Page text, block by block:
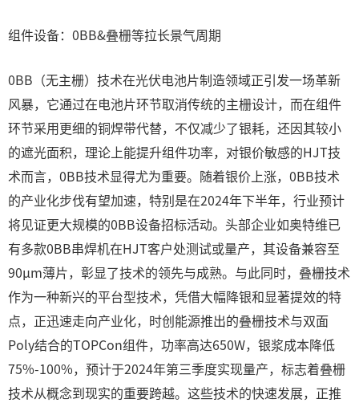
组件设备：0BB&叠栅等拉长景气周期
0BB（无主栅）技术在光伏电池片制造领域正引发一场革新
风暴，它通过在电池片环节取消传统的主栅设计，而在组件
环节采用更细的铜焊带代替，不仅减少了银耗，还因其较小
的遮光面积，理论上能提升组件功率，对银价敏感的HJT技
术而言，0BB技术显得尤为重要。随着银价上涨，0BB技术
的产业化步伐有望加速，特别是在2024年下半年，行业预计
将见证更大规模的0BB设备招标活动。头部企业如奥特维已
有多款0BB串焊机在HJT客户处测试或量产，其设备兼容至
90μm薄片，彰显了技术的领先与成熟。与此同时，叠栅技术
作为一种新兴的平台型技术，凭借大幅降银和显著提效的特
点，正迅速走向产业化，时创能源推出的叠栅技术与双面
Poly结合的TOPCon组件，功率高达650W，银浆成本降低
75%-100%，预计于2024年第三季度实现量产，标志着叠栅
技术从概念到现实的重要跨越。这些技术的快速发展，正推